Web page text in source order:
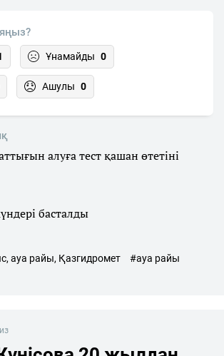
Ұнамайды 0
Ашулы 0
алуға тест қашан өтетіні
басталды
ауа райы, Қазгидромет
#ауа райы